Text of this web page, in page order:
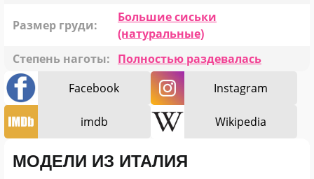
Размер груди:
Большие сиськи
(натуральные)
Степень наготы: Полностью раздевалась
Facebook
Instagram
imdb Wikipedia
МОДЕЛИ ИЗ ИТАЛИЯ